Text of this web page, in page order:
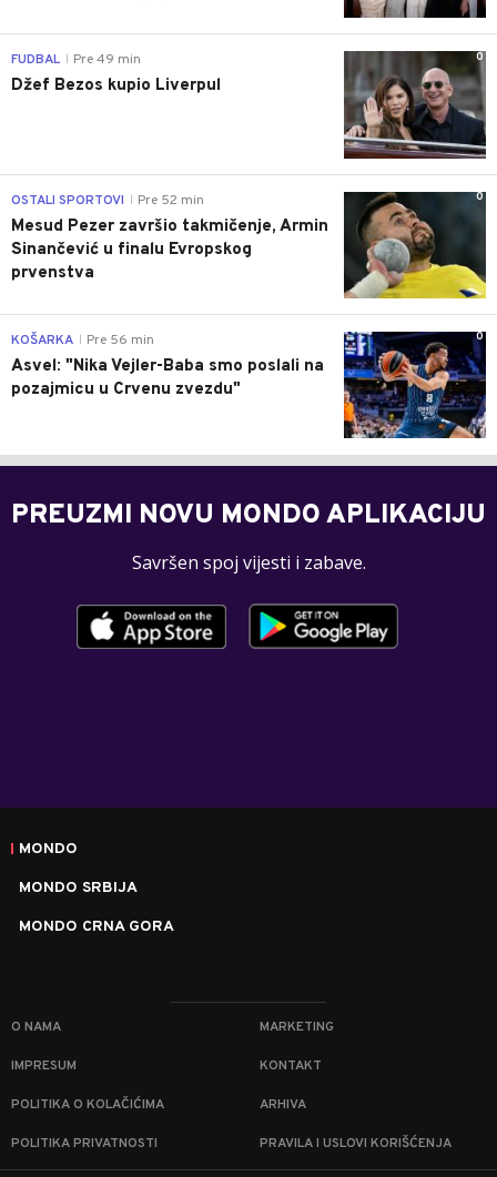
0
FUDBAL Pre 49 min
Džef Bezos kupio Liverpul
0
OSTALI SPORTOVI Pre 52 min
Mesud Pezer završio takmičenje, Armin
Sinančević u finalu Evropskog
prvenstva
0
KOŠARKA Pre 56 min
Asvel: "Nika Vejler-Baba smo poslali na
pozajmicu u Crvenu zvezdu"
PREUZMI NOVU MONDO APLIKACIJU
Savršen spoj vijesti i zabave.
MONDO
MONDO SRBIJA
MONDO CRNA GORA
O NAMA MARKETING
IMPRESUM KONTAKT
POLITIKA O KOLAČIĆIMA ARHIVA
POLITIKA PRIVATNOSTI PRAVILA I USLOVI KORIŠĆENJA